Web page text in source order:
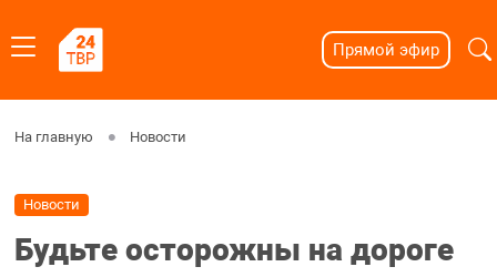
Прямой эфир
На главную Новости
Новости
Будьте осторожны на дороге